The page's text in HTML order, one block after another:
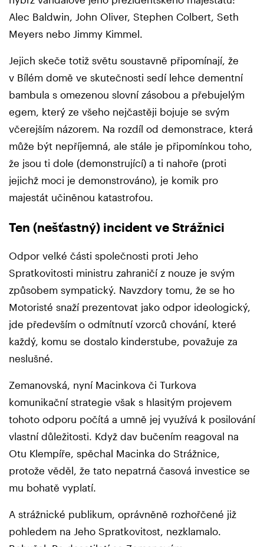
Alec Baldwin, John Oliver, Stephen Colbert, Seth
Meyers nebo Jimmy Kimmel.
Jejich skeče totiž světu soustavně připomínají, že
v Bílém domě ve skutečnosti sedí lehce dementní
bambula s omezenou slovní zásobou a přebujelým
egem, který ze všeho nejčastěji bojuje se svým
včerejším názorem. Na rozdíl od demonstrace, která
může být nepříjemná, ale stále je připomínkou toho,
že jsou ti dole (demonstrující) a ti nahoře (proti
jejichž moci je demonstrováno), je komik pro
majestát učiněnou katastrofou.
Ten (nešťastný) incident ve Strážnici
Odpor velké části společnosti proti Jeho
Spratkovitosti ministru zahraničí z nouze je svým
způsobem sympatický. Navzdory tomu, že se ho
Motoristé snaží prezentovat jako odpor ideologický,
jde především o odmítnutí vzorců chování, které
každý, komu se dostalo kinderstube, považuje za
neslušné.
Zemanovská, nyní Macinkova či Turkova
komunikační strategie však s hlasitým projevem
tohoto odporu počítá a umně jej využívá k posilování
vlastní důležitosti. Když dav bučením reagoval na
Otu Klempíře, spěchal Macinka do Strážnice,
protože věděl, že tato nepatrná časová investice se
mu bohatě vyplatí.
A strážnické publikum, oprávněně rozhořčené již
pohledem na Jeho Spratkovitost, nezklamalo.